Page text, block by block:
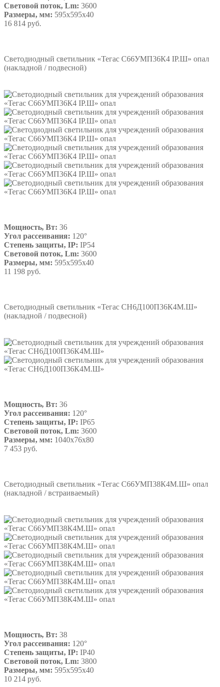
Световой поток, Lm: 3600
Размеры, мм: 595х595х40
16 814 руб.
Светодиодный светильник «Тегас С66УМП36К4 IP.Ш» опал
(накладной / подвесной)
Мощность, Вт: 36
Угол рассеивания: 120°
Степень защиты, IP: IP54
Световой поток, Lm: 3600
Размеры, мм: 595х595х40
11 198 руб.
Светодиодный светильник «Тегас СН6Д100П36К4М.Ш»
(накладной / подвесной)
Мощность, Вт: 36
Угол рассеивания: 120°
Степень защиты, IP: IP65
Световой поток, Lm: 3600
Размеры, мм: 1040х76х80
7 453 руб.
Светодиодный светильник «Тегас С66УМП38К4М.Ш» опал
(накладной / встраиваемый)
Мощность, Вт: 38
Угол рассеивания: 120°
Степень защиты, IP: IP40
Световой поток, Lm: 3800
Размеры, мм: 595х595х40
10 214 руб.